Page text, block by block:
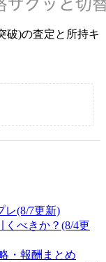
破)の査定と所持キ
レ(8/7更新)
くべきか？(8/4更
・報酬まとめ